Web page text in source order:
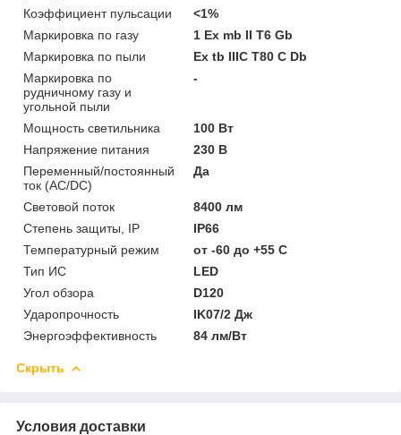
Коэффициент пульсации
<1%
Маркировка по газу
1 Ex mb II T6 Gb
Маркировка по пыли
Ex tb IIIC T80 C Db
Маркировка по
рудничному газу и
угольной пыли
-
Мощность светильника
100 Вт
Напряжение питания
230 В
Переменный/постоянный
ток (AC/DC)
Да
Световой поток
8400 лм
Степень защиты, IP
IP66
Температурный режим
от -60 до +55 C
Тип ИС
LED
Угол обзора
D120
Ударопрочность
IK07/2 Дж
Энергоэффективность
84 лм/Вт
Скрыть
Условия доставки